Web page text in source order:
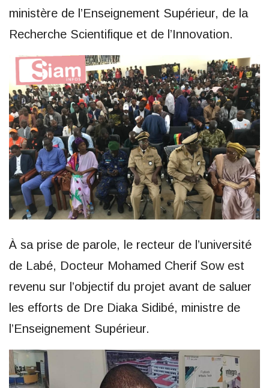
ministère de l’Enseignement Supérieur, de la
Recherche Scientifique et de l’Innovation.
À sa prise de parole, le recteur de l’université
de Labé, Docteur Mohamed Cherif Sow est
revenu sur l’objectif du projet avant de saluer
les efforts de Dre Diaka Sidibé, ministre de
l’Enseignement Supérieur.